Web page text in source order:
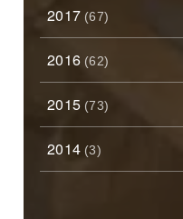
2017 (67)
2016 (62)
2015 (73)
2014 (3)